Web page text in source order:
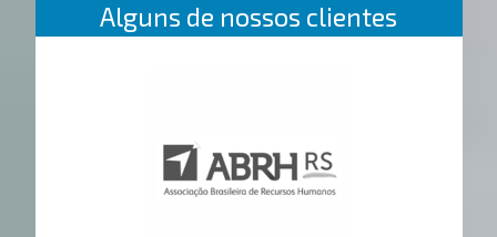
Alguns de nossos clientes